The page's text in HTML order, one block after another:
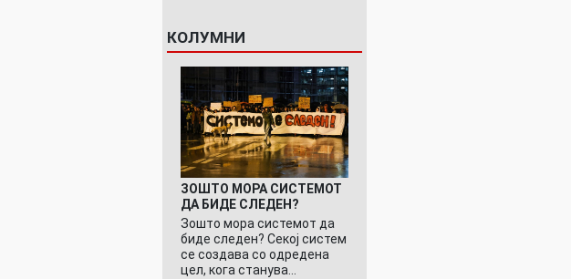
КОЛУМНИ
ЗОШТО МОРА СИСТЕМОТ
ДА БИДЕ СЛЕДЕН?
Зошто мора системот да
биде следен? Секој систем
се создава со одредена
цел, кога станува…